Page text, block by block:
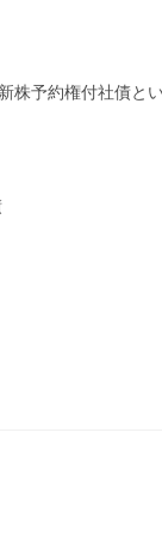
株予約権付社債と